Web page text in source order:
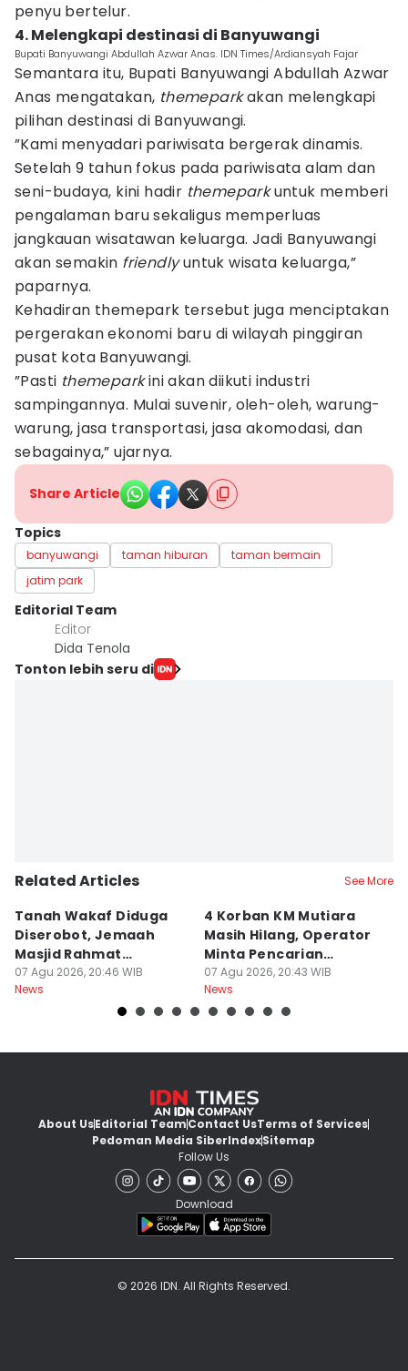
penyu bertelur.
4. Melengkapi destinasi di Banyuwangi
Bupati Banyuwangi Abdullah Azwar Anas. IDN Times/Ardiansyah Fajar
Semantara itu, Bupati Banyuwangi Abdullah Azwar
Anas mengatakan, themeparkakan melengkapi
pilihan destinasi di Banyuwangi.
”Kami menyadari pariwisata bergerak dinamis.
Setelah 9 tahun fokus pada pariwisata alam dan
seni-budaya, kini hadir themeparkuntuk memberi
pengalaman baru sekaligus memperluas
jangkauan wisatawan keluarga. Jadi Banyuwangi
akan semakin friendlyuntuk wisata keluarga,”
paparnya.
Kehadiran themepark tersebut juga menciptakan
pergerakan ekonomi baru di wilayah pinggiran
pusat kota Banyuwangi.
”Pasti themeparkini akan diikuti industri
sampingannya. Mulai suvenir, oleh-oleh, warung-
warung, jasa transportasi, jasa akomodasi, dan
sebagainya,” ujarnya.
Share Article
Topics
banyuwangi taman hiburan
taman bermain
jatim park
Editorial Team
Editor
Dida Tenola
Tonton lebih seru di
Related Articles See More
Tanah Wakaf Diduga
Diserobot, Jemaah
Masjid Rahmat
Surabaya Protes
07 Agu 2026, 20:46 WIB
News
4 Korban KM Mutiara
Masih Hilang, Operator
Minta Pencarian
Dilanjut
07 Agu 2026, 20:43 WIB
News
About UsEditorial TeamContact UsTerms of Services
Pedoman Media SiberIndexSitemap
Follow Us
Download
© 2026 IDN. All Rights Reserved.